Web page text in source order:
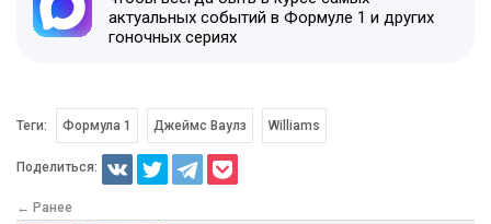
актуальных событий в Формуле 1 и других
гоночных сериях
Теги: Формула 1 Джеймс Ваулз Williams
Поделиться:
← Ранее